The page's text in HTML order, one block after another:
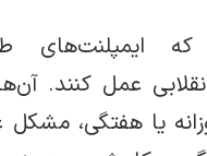
عمل کنند.
یا هفتگی، مشکل